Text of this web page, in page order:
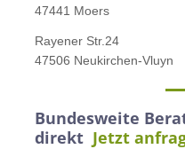
47441 Moers
Rayener Str.24
47506 Neukirchen-Vluyn
Bundesweite
direkt Jetzt